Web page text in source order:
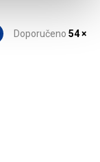
Doporučeno 54 ×